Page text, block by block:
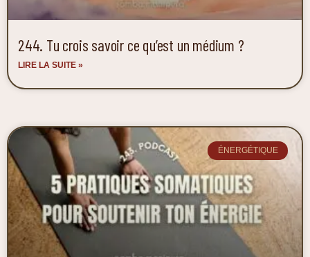
244. Tu crois savoir ce qu’est un médium ?
LIRE LA SUITE »
ÉNERGÉTIQUE